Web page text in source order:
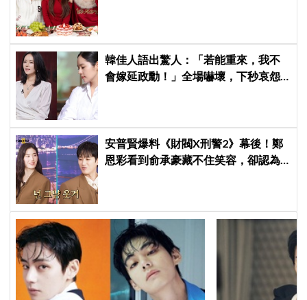
韓佳人語出驚人：「若能重來，我不
會嫁延政勳！」全場嚇壞，下秒哀怨
安普賢爆料《財閥X刑警2》幕後！鄭
恩彩看到俞承豪藏不住笑容，卻認為